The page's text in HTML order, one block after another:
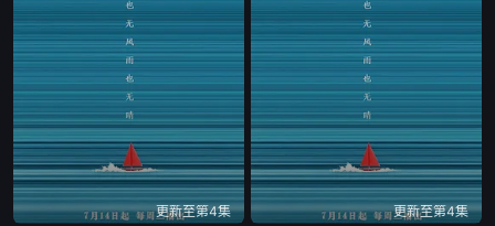
更新至第4集 更新至第4集